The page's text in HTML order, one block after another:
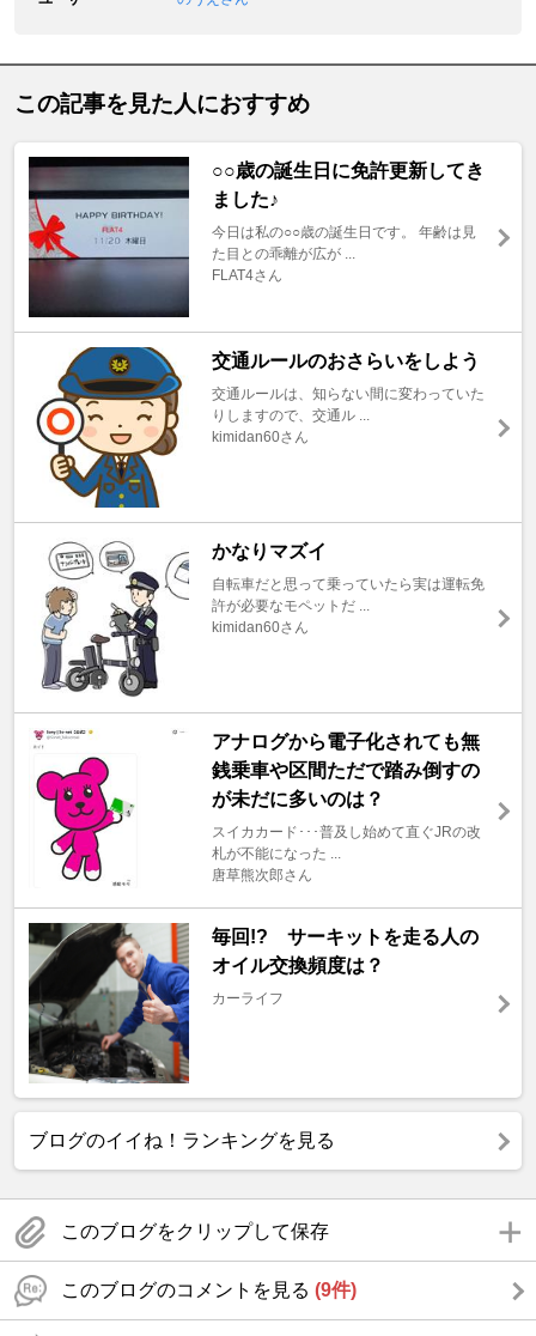
この記事を見た人におすすめ
○○歳の誕生日に免許更新してき
ました♪
今日は私の○○歳の誕生日です。 年齢は見
た目との乖離が広が ...
FLAT4さん
交通ルールのおさらいをしよう
交通ルールは、知らない間に変わっていた
りしますので、交通ル ...
kimidan60さん
かなりマズイ
自転車だと思って乗っていたら実は運転免
許が必要なモペットだ ...
kimidan60さん
アナログから電子化されても無
銭乗車や区間ただで踏み倒すの
が未だに多いのは？
スイカカード･･･普及し始めて直ぐJRの改
札が不能になった ...
唐草熊次郎さん
毎回!? サーキットを走る人の
オイル交換頻度は？
カーライフ
ブログのイイね！ランキングを見る
このブログをクリップして保存
このブログのコメントを見る (9件)